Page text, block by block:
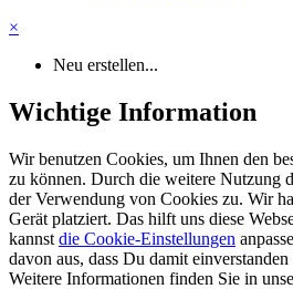
×
Neu erstellen...
Wichtige Information
Wir benutzen Cookies, um Ihnen den
zu können. Durch die weitere Nutzung
der Verwendung von Cookies zu. Wir
Gerät platziert. Das hilft uns diese
kannst die Cookie-Einstellungen
davon aus, dass Du damit
Weitere Informationen finden Sie in